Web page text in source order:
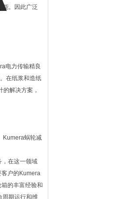
。因此广泛
电力传输精良
在纸浆和造纸
解决方案，
Kumera蜗轮减
，在这一领域
客户的Kumera
的丰富经验和
周期运行和维